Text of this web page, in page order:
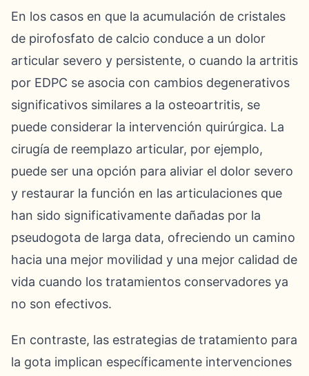
En los casos en que la acumulación de cristales
de pirofosfato de calcio conduce a un dolor
articular severo y persistente, o cuando la artritis
por EDPC se asocia con cambios degenerativos
significativos similares a la osteoartritis, se
puede considerar la intervención quirúrgica. La
cirugía de reemplazo articular, por ejemplo,
puede ser una opción para aliviar el dolor severo
y restaurar la función en las articulaciones que
han sido significativamente dañadas por la
pseudogota de larga data, ofreciendo un camino
hacia una mejor movilidad y una mejor calidad de
vida cuando los tratamientos conservadores ya
no son efectivos.
En contraste, las estrategias de tratamiento para
la gota implican específicamente intervenciones